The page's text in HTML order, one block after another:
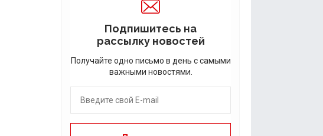
Подпишитесь на
рассылку новостей
Получайте одно письмо в день с самыми
важными новостями.